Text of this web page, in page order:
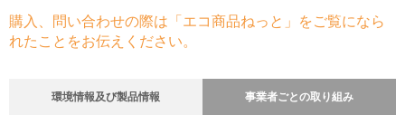
購入、問い合わせの際は「エコ商品ねっと」をご覧になら
れたことをお伝えください。
環境情報及び製品情報 事業者ごとの取り組み